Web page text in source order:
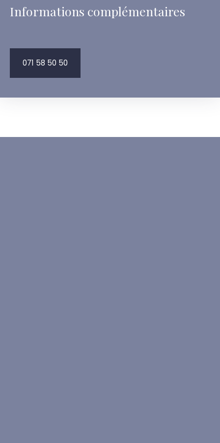
Informations complémentaires
071 58 50 50